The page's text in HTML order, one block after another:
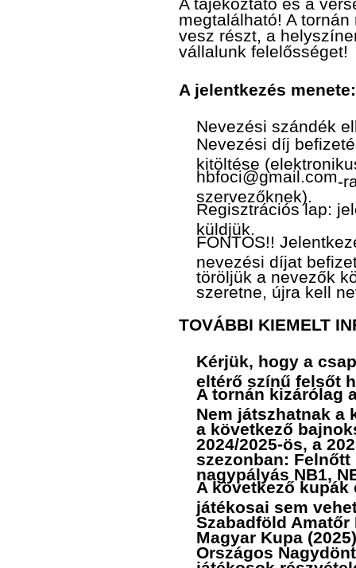
A tájékoztató és a
megtalálható! A
vesz részt, a
vállalunk felelősséget!
A jelentkezés menete:
Nevezési szándék
Nevezési díj
kitöltése
hbfoci@gmail.com -
szervezőknek).
Regisztrációs lap:
küldjük.
FONTOS!!
nevezési díjat
töröljük a nevezők
szeretne, újra kell
TOVÁBBI KIEMELT
Kérjük, hogy a
eltérő színű felsőt
A tornán kizárólag
Nem játszhatnak a
a következő
2024/2025-ös, a
szezonban: Felnőtt
nagypályás NB1,
A következő
játékosai sem
Szabadföld Amatőr
Magyar Kupa
Országos
játékosok